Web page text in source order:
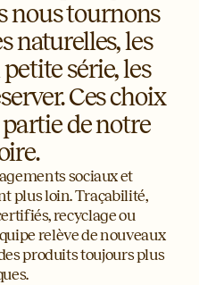
nous tournons
naturelles, les
série, les
Ces choix
de notre
sociaux et
plus loin. Traçabilité,
recyclage ou
relève de nouveaux
produits toujours plus